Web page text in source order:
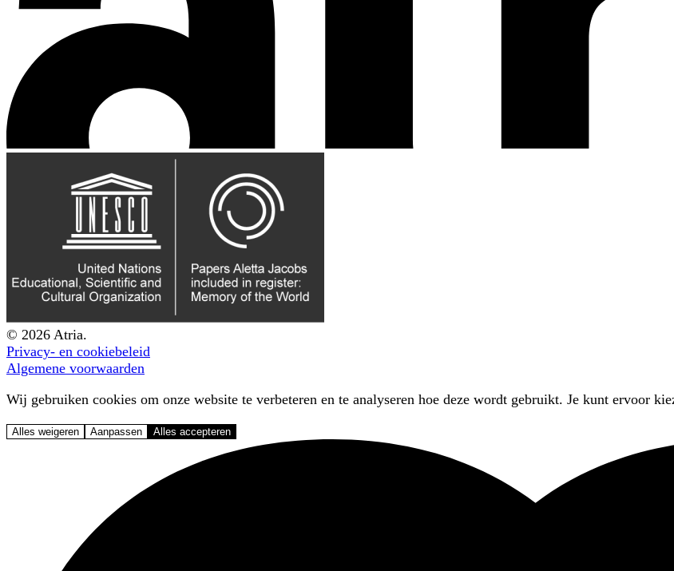
© 2026 Atria.
Privacy- en cookiebeleid
Algemene voorwaarden
Wij gebruiken cookies om onze website te verbeteren en te analyseren hoe deze wordt gebruikt. Je kunt ervoor
Alles weigeren Aanpassen Alles accepteren